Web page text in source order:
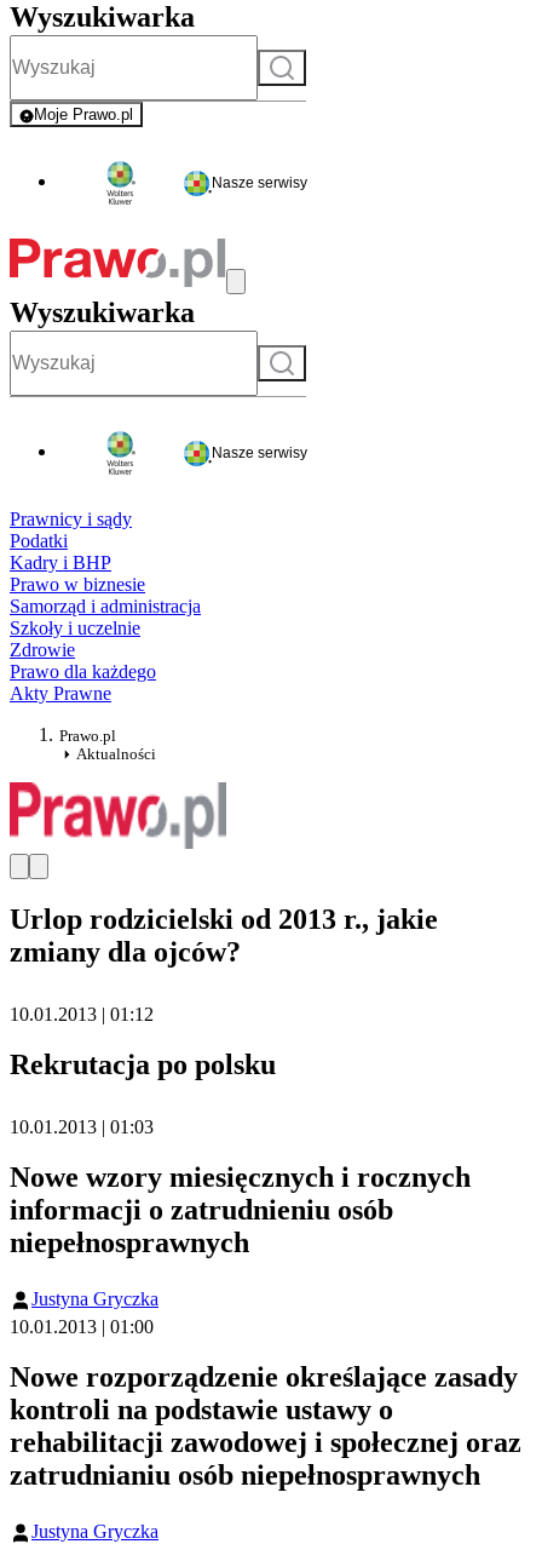
Wyszukiwarka
Szukaj
Moje Prawo.pl
- rejestracja i logowanie do serwisu
Nasze serwisy
Wyszukiwarka
Szukaj
Nasze serwisy
Prawnicy i sądy
Podatki
Kadry i BHP
Prawo w biznesie
Samorząd i administracja
Szkoły i uczelnie
Zdrowie
Prawo dla każdego
Akty Prawne
Prawo.pl
Aktualności
Urlop rodzicielski od 2013 r., jakie
zmiany dla ojców?
10.01.2013 | 01:12
Rekrutacja po polsku
10.01.2013 | 01:03
Nowe wzory miesięcznych i rocznych
informacji o zatrudnieniu osób
niepełnosprawnych
Justyna Gryczka
10.01.2013 | 01:00
Nowe rozporządzenie określające zasady
kontroli na podstawie ustawy o
rehabilitacji zawodowej i społecznej oraz
zatrudnianiu osób niepełnosprawnych
Justyna Gryczka